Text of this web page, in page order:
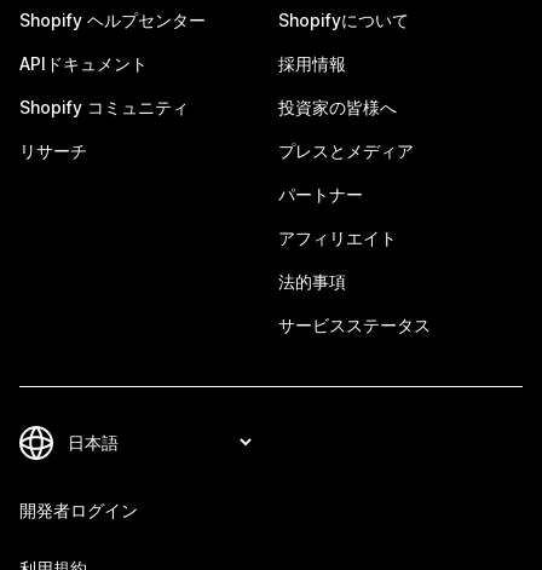
Shopify ヘルプセンター
APIドキュメント
Shopify コミュニティ
リサーチ
Shopifyについて
採用情報
投資家の皆様へ
プレスとメディア
パートナー
アフィリエイト
法的事項
サービスステータス
開発者ログイン